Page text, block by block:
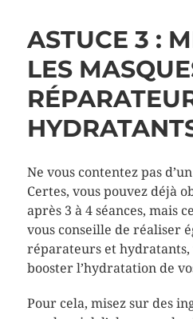
ASTUCE 3 :
LES
Ne vous contentez pas
Certes, vous pouvez déjà
après 3 à 4 séances, mais
vous conseille de réaliser
réparateurs et
booster l’hydratation de
Pour cela, misez sur des